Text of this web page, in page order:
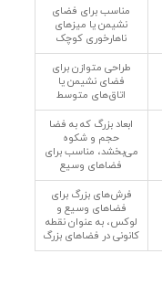
مناسب برای فضای
نشیمن یا میزهای
ناهارخوری کوچک
طراحی متوازن برای
فضای نشیمن یا
اتاق‌های متوسط
ابعاد بزرگ که به فضا
حجم و شکوه
می‌بخشد، مناسب برای
فضاهای وسیع
فرش‌های بزرگ برای
فضاهای وسیع و
لوکس، به عنوان نقطه
کانونی در فضاهای بزرگ